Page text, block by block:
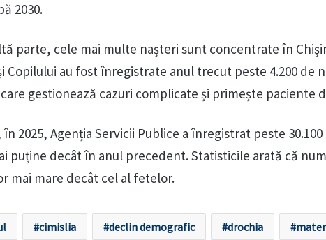
2030.
parte, cele mai multe nașteri sunt concentrate în
Copilului au fost înregistrate anul trecut peste 4.200 de
gestionează cazuri complicate și primește paciente
2025, Agenția Servicii Publice a înregistrat peste
puține decât în anul precedent. Statisticile arată că
mai mare decât cel al fetelor.
cimislia declin demografic drochia